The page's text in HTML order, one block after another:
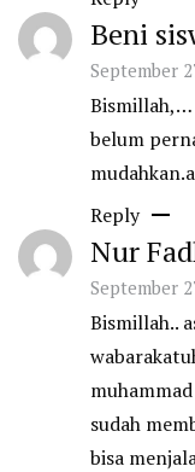
Beni
September
Bismillah,…
belum
Reply
Nur
September
Bismillah..
sudah
bisa